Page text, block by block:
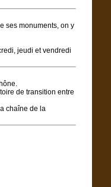
ses monuments, on y
jeudi et vendredi
de transition entre
chaîne de la